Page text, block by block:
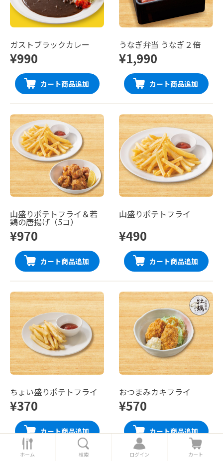
ガストブラックカレー
¥990
カート商品追加
うなぎ弁当 うなぎ２倍
¥1,990
カート商品追加
山盛りポテトフライ＆若
鶏の唐揚げ（5コ）
¥970
カート商品追加
山盛りポテトフライ
¥490
カート商品追加
ちょい盛りポテトフライ
¥370
カート商品追加
おつまみカキフライ
¥570
カート商品追加
ホ
ー
ホーム 索
検索
ロ
グ
ログイン
カ
ー
カート